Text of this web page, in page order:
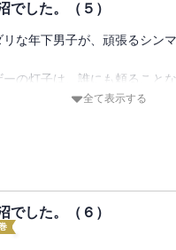
でした。（５）
リな年下男子が、頑張るシン
ーの灯子は、誰にも頼ること
送っていた。 全て表示する
でした。（６）